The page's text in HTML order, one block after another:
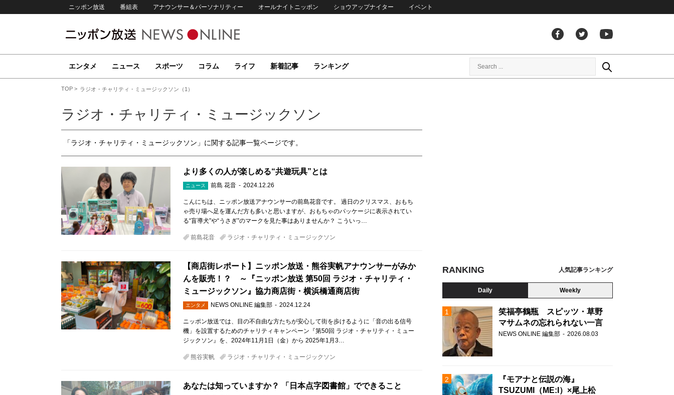
ニッポン放送 番組表 アナウンサー＆パーソナリティー オールナイトニッポン ショウアップナイター イベント
エンタメ ニュース スポーツ コラム ライフ 新着記事 ランキング
TOP ラジオ・チャリティ・ミュージックソン（1）
ラジオ・チャリティ・ミュージックソン
「ラジオ・チャリティ・ミュージックソン」に関する記事一覧ページです。
より多くの人が楽しめる“共遊玩具”とは
ニュース 前島 花音 2024.12.26
こんにちは、ニッポン放送アナウンサーの前島花音です。 過日のクリスマス、おもち
ゃ売り場へ足を運んだ方も多いと思いますが、おもちゃのパッケージに表示されてい
る“盲導犬”や“うさぎ”のマークを見た事はありませんか？ こういっ…
前島花音 ラジオ・チャリティ・ミュージックソン
【商店街レポート】ニッポン放送・熊谷実帆アナウンサーがみか
んを販売！？ ～『ニッポン放送 第50回 ラジオ・チャリティ・
ミュージックソン』協力商店街・横浜橋通商店街
エンタメ NEWS ONLINE 編集部 2024.12.24
ニッポン放送では、目の不自由な方たちが安心して街を歩けるように「音の出る信号
機」を設置するためのチャリティキャンペーン『第50回 ラジオ・チャリティ・ミュー
ジックソン』を、2024年11月1日（金）から 2025年1月3…
熊谷実帆 ラジオ・チャリティ・ミュージックソン
あなたは知っていますか？ 「日本点字図書館」でできること
RANKING 人気記事ランキング
Daily Weekly
笑福亭鶴瓶 スピッツ・草野
マサムネの忘れられない一言
NEWS ONLINE 編集部 2026.08.03
『モアナと伝説の海』
TSUZUMI（ME:I）×尾上松